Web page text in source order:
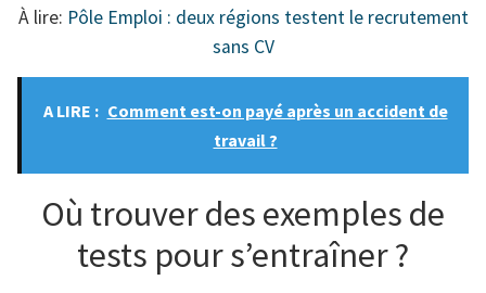
À lire: Pôle Emploi : deux régions testent le recrutement
sans CV
A LIRE : Comment est-on payé après un accident de
travail ?
Où trouver des exemples de
tests pour s’entraîner ?